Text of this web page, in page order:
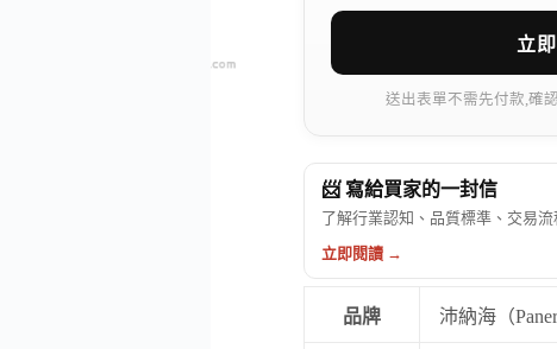
立
送出表單不需先付款,確
📨 寫給買家的一封信
了解行業認知、品質標準、交易
立即閱讀 →
品牌 沛納海（